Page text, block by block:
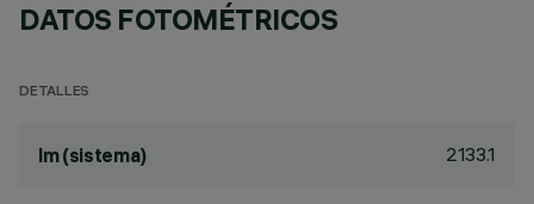
DATOS FOTOMÉTRICOS
DETALLES
lm (sistema) 2133.1